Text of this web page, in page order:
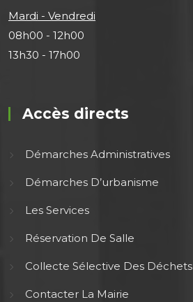
Mardi - Vendredi
08h00 - 12h00
13h30 - 17h00
Accès directs
Démarches Administratives
Démarches D’urbanisme
Les Services
Réservation De Salle
Collecte Sélective Des Déchets
Contacter La Mairie